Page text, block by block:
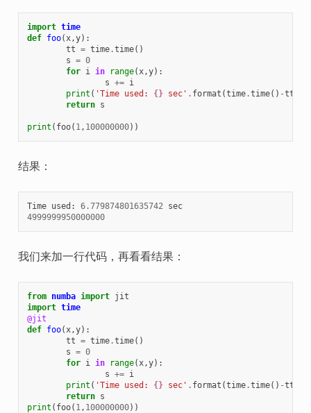
import time
def foo( x,y):
tt = time.time()
s = 0
for i in range( x,y):
s += i
print ( 'Time used: {} sec' . format (time.time() -tt
return s
print ( foo( 1 , 100000000))
结果：
Time used : 6.779874801635742
sec
4999999950000000
我们来加一行代码，再看看结果：
from numba import jit
import time
@jit
def foo( x,y):
tt = time.time()
s = 0
for i in range( x,y):
s += i
print ( 'Time used: {} sec' . format (time.time() -tt
return s
print ( foo( 1 , 100000000))